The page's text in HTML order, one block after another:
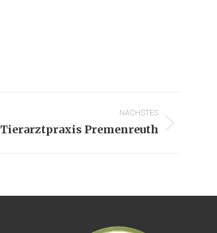
NÄCHSTES
Tierarztpraxis Premenreuth